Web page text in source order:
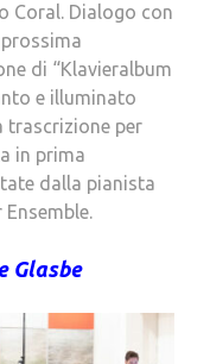
Coral. Dialogo con
di “Klavieralbum
e illuminato
trascrizione per
in prima
dalla pianista
Glasbe